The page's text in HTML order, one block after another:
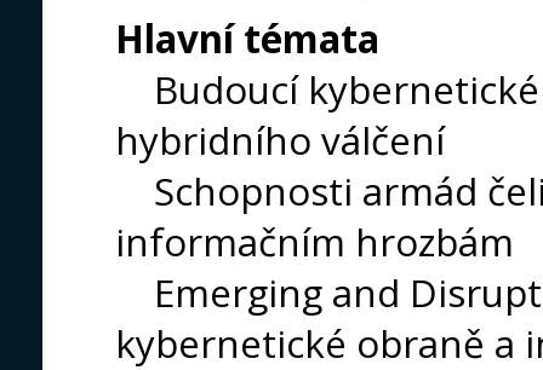
Hlavní témata
Budoucí
hybridního válčení
Schopnosti armád
informačním hrozbám
Emerging and
kybernetické obraně a